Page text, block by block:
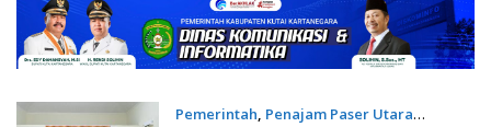
Pemerintah, Penajam Paser Utara